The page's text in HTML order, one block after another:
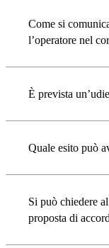
Come si
l’operatore nel
È prevista
Quale esito può
Si può chiedere
proposta di